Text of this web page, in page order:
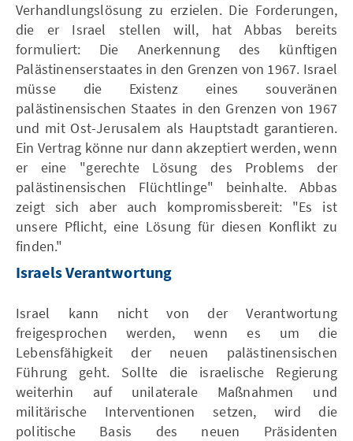
Verhandlungslösung zu erzielen. Die Forderungen,
die er Israel stellen will, hat Abbas bereits
formuliert: Die Anerkennung des künftigen
Palästinenserstaates in den Grenzen von 1967. Israel
müsse die Existenz eines souveränen
palästinensischen Staates in den Grenzen von 1967
und mit Ost-Jerusalem als Hauptstadt garantieren.
Ein Vertrag könne nur dann akzeptiert werden, wenn
er eine "gerechte Lösung des Problems der
palästinensischen Flüchtlinge" beinhalte. Abbas
zeigt sich aber auch kompromissbereit: "Es ist
unsere Pflicht, eine Lösung für diesen Konflikt zu
finden."
Israels Verantwortung
Israel kann nicht von der Verantwortung
freigesprochen werden, wenn es um die
Lebensfähigkeit der neuen palästinensischen
Führung geht. Sollte die israelische Regierung
weiterhin auf unilaterale Maßnahmen und
militärische Interventionen setzen, wird die
politische Basis des neuen Präsidenten